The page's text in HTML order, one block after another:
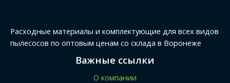
Расходные материалы и комплектующие для всех видов
пылесосов по оптовым ценам со склада в Воронеже
Важные ссылки
О компании